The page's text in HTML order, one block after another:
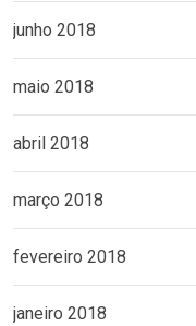
junho 2018
maio 2018
abril 2018
março 2018
fevereiro 2018
janeiro 2018